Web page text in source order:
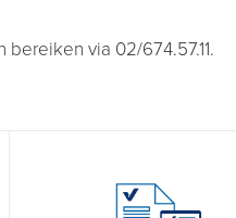
via 02/674.57.11.